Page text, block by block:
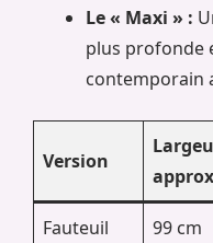
Le « Maxi » :
plus profonde
contemporain
Version
Fauteuil 99 cm